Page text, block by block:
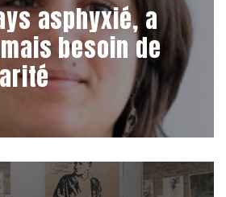
asphyxié, a
besoin de